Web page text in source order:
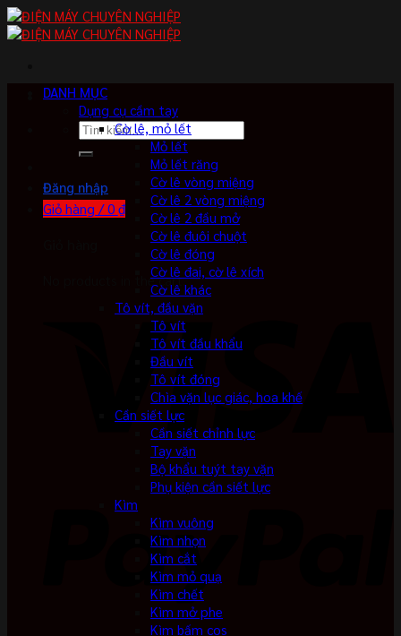
Skip
to
Tìm
kiếm:
Đăng nhập
Giỏ hàng /0 ₫
No products in the cart.
DANH MỤC
Dụng cụ cầm tay
Cờ lê, mỏ lết
Mỏ lết
Mỏ lết răng
Cờ lê vòng miệng
Cờ lê 2 vòng miệng
Cờ lê 2 đầu mở
Cờ lê đuôi chuột
Cờ lê đóng
Cờ lê đai, cờ lê xích
Cờ lê khác
Tô vít, đầu vặn
Tô vít
Tô vít đầu khẩu
Đầu vít
Tô vít đóng
Chìa vặn lục giác, hoa khế
Cần siết lực
Cần siết chỉnh lực
Tay vặn
Bộ khẩu tuýt tay vặn
Phụ kiện cần siết lực
Kìm
Kìm vuông
Kìm nhọn
Kìm cắt
Kìm mỏ quạ
Kìm chết
Kìm mở phe
Kìm bấm cos